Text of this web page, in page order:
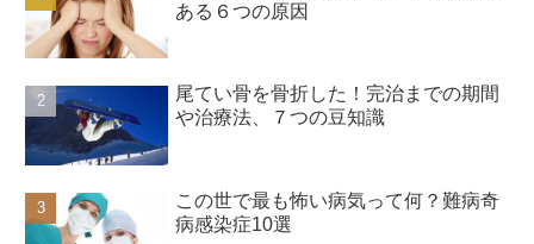
ある６つの原因
尾てい骨を骨折した！完治までの期間
や治療法、７つの豆知識
この世で最も怖い病気って何？難病奇
病感染症10選